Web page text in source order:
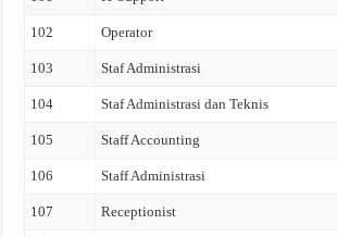
102 Operator
103 Staf Administrasi
104 Staf Administrasi dan Teknis
105 Staff Accounting
106 Staff Administrasi
107 Receptionist